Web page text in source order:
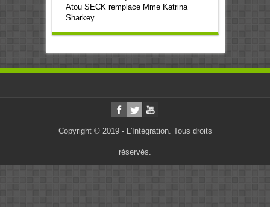
Atou SECK remplace Mme Katrina
Sharkey
Copyright © 2019 - L'Intégration. Tous droits
réservés.